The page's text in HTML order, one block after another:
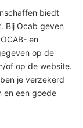
biedt
Bij Ocab geven
en
op de
of op de website.
je verzekerd
en een goede